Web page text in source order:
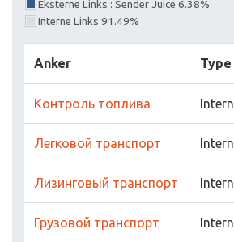
Eksterne Links : Sender Juice 6.38%
Interne Links 91.49%
Anker Type
Контроль топлива Intern
Легковой транспорт Intern
Лизинговый транспорт Intern
Грузовой транспорт Intern